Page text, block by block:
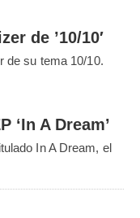
de ’10/10′
de su tema 10/10.
‘In A Dream’
In A Dream, el